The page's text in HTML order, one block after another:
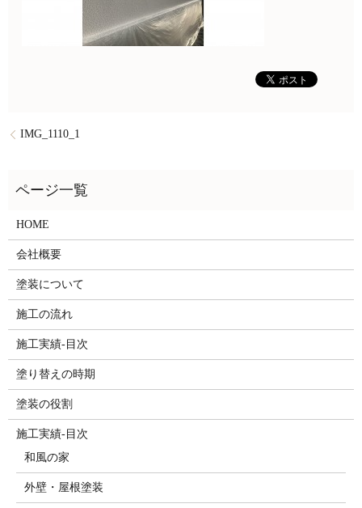
IMG_1110_1
HOME
会社概要
塗装について
施工の流れ
施工実績-目次
塗り替えの時期
塗装の役割
施工実績-目次
和風の家
外壁・屋根塗装